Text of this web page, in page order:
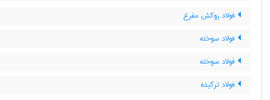
فولاد روکش مفرغ
فولاد سوخته
فولاد سوخته
فولاد ترکیده